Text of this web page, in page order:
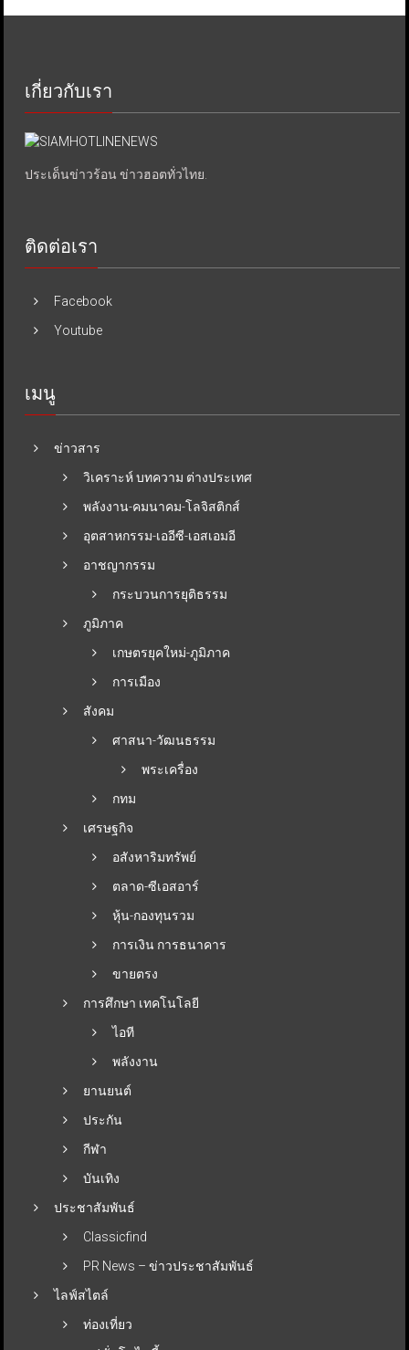
เกี่ยวกับเรา
ประเด็นข่าวร้อน ข่าวฮอตทั่วไทย.
ติดต่อเรา
Facebook
Youtube
เมนู
ข่าวสาร
วิเคราะห์ บทความ ต่างประเทศ
พลังงาน-คมนาคม-โลจิสติกส์
อุตสาหกรรม-เออีซี-เอสเอมอี
อาชญากรรม
กระบวนการยุติธรรม
ภูมิภาค
เกษตรยุคใหม่-ภูมิภาค
การเมือง
สังคม
ศาสนา-วัฒนธรรม
พระเครื่อง
กทม
เศรษฐกิจ
อสังหาริมทรัพย์
ตลาด-ซีเอสอาร์
หุ้น-กองทุนรวม
การเงิน การธนาคาร
ขายตรง
การศึกษา เทคโนโลยี
ไอที
พลังงาน
ยานยนต์
ประกัน
กีฬา
บันเทิง
ประชาสัมพันธ์
Classicfind
PR News – ข่าวประชาสัมพันธ์
ไลฟ์สไตล์
ท่องเที่ยว